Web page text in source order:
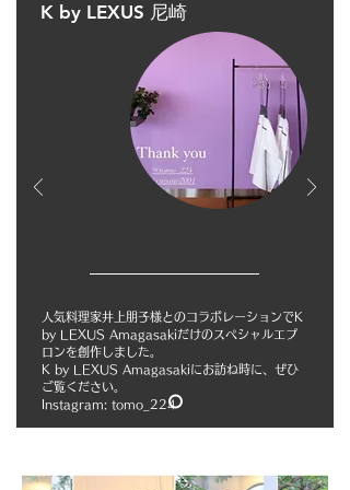
K by LEXUS 尼崎
人気料理家井上朋子様とのコラボレーションでK
by LEXUS Amagasakiだけのスペシャルエプ
ロンを創作しました。
K by LEXUS Amagasakiにお訪ね時に、ぜひ
ご覧ください。
​Instagram: tomo_224